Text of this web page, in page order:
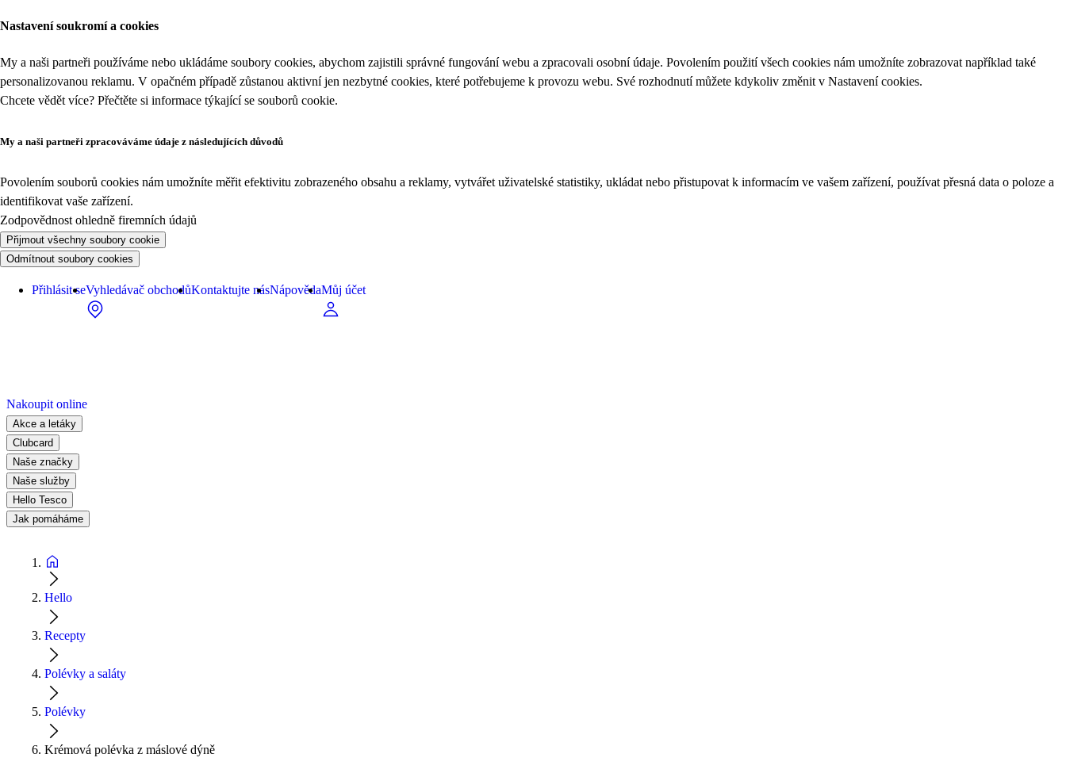
Nastavení soukromí a cookies
My a naši partneři používáme nebo ukládáme soubory cookies, abychom zajistili správné fungování webu a zpracovali osobní údaje. Povolením použití všech cookies nám umožníte zobrazovat například také
personalizovanou reklamu. V opačném případě zůstanou aktivní jen nezbytné cookies, které potřebujeme k provozu webu. Své rozhodnutí můžete kdykoliv změnit v Nastavení cookies.
Chcete vědět více? Přečtěte si informace týkající se souborů cookie.
My a naši partneři zpracováváme údaje z následujících důvodů
Povolením souborů cookies nám umožníte měřit efektivitu zobrazeného obsahu a reklamy, vytvářet uživatelské statistiky, ukládat nebo přistupovat k informacím ve vašem zařízení, používat přesná data o poloze a
identifikovat vaše zařízení.
Zodpovědnost ohledně firemních údajů
Přijmout všechny soubory cookie
Odmítnout soubory cookies
Přihlásit seVyhledávač obchodůKontaktujte násNápovědaMůj účet
Nakoupit online
Akce a letáky
Clubcard
Naše značky
Naše služby
Hello Tesco
Jak pomáháme
Hello
Recepty
Polévky a saláty
Polévky
Krémová polévka z máslové dýně